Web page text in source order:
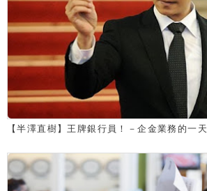
【半澤直樹】王牌銀行員！－企金業務的一天